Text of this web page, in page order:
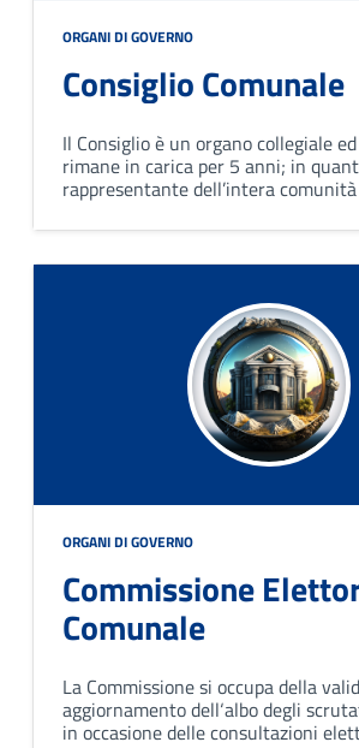
ORGANI DI GOVERNO
Consiglio Comunale
Il Consiglio è un organo collegiale
rimane in carica per 5 anni; in
rappresentante dell’intera
Comune.
ORGANI DI GOVERNO
Commissione
Comunale
La Commissione si occupa della
aggiornamento dell‘albo degli
in occasione delle consultazioni